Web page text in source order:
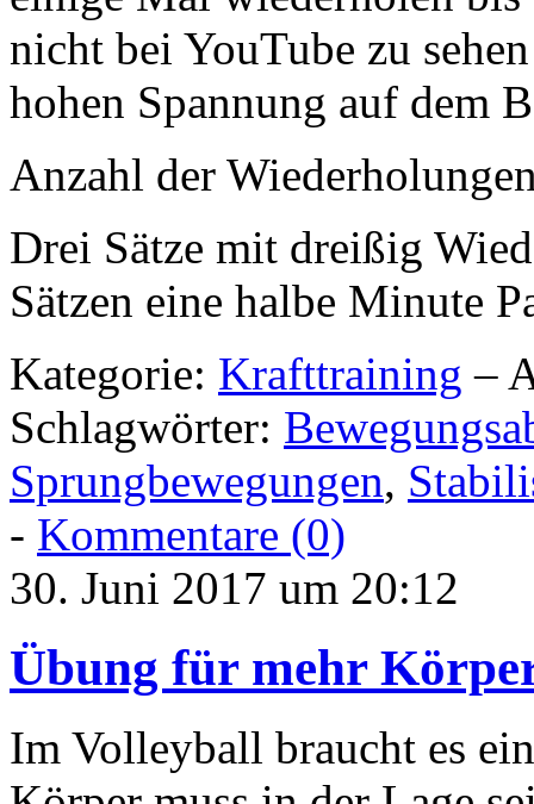
nicht bei YouTube zu
hohen Spannung auf dem
Anzahl der
Drei Sätze mit dreißig
Sätzen eine halbe Minute
Kategorie: Krafttraining –
Schlagwörter:
Sprungbewegungen,
- Kommentare (0)
30. Juni 2017 um 20:12
Übung für mehr
Im Volleyball braucht es